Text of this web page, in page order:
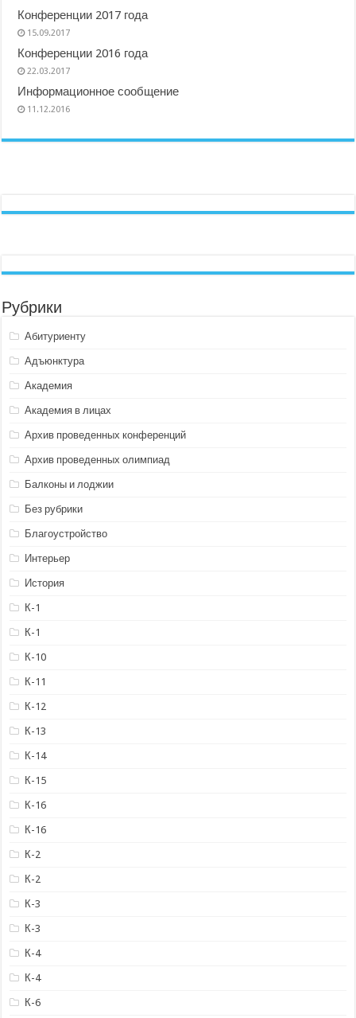
Конференции 2017 года
15.09.2017
Конференции 2016 года
22.03.2017
Информационное сообщение
11.12.2016
Рубрики
Абитуриенту
Адъюнктура
Академия
Академия в лицах
Архив проведенных конференций
Архив проведенных олимпиад
Балконы и лоджии
Без рубрики
Благоустройство
Интерьер
История
К-1
К-1
К-10
К-11
К-12
К-13
К-14
К-15
К-16
К-16
К-2
К-2
К-3
К-3
К-4
К-4
К-6